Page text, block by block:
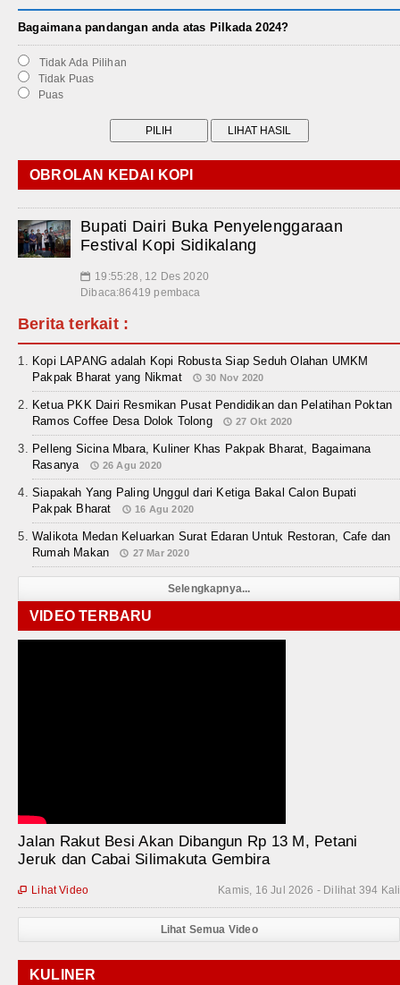
Bagaimana pandangan anda atas Pilkada 2024?
Tidak Ada Pilihan
Tidak Puas
Puas
OBROLAN KEDAI KOPI
Bupati Dairi Buka Penyelenggaraan
Festival Kopi Sidikalang
📅 19:55:28, 12 Des 2020
Dibaca:86419 pembaca
Berita terkait :
Kopi LAPANG adalah Kopi Robusta Siap Seduh Olahan UMKM
Pakpak Bharat yang Nikmat
30 Nov 2020
Ketua PKK Dairi Resmikan Pusat Pendidikan dan Pelatihan Poktan
Ramos Coffee Desa Dolok Tolong
27 Okt 2020
Pelleng Sicina Mbara, Kuliner Khas Pakpak Bharat, Bagaimana
Rasanya
26 Agu 2020
Siapakah Yang Paling Unggul dari Ketiga Bakal Calon Bupati
Pakpak Bharat
16 Agu 2020
Walikota Medan Keluarkan Surat Edaran Untuk Restoran, Cafe dan
Rumah Makan
27 Mar 2020
Selengkapnya...
VIDEO TERBARU
Jalan Rakut Besi Akan Dibangun Rp 13 M, Petani
Jeruk dan Cabai Silimakuta Gembira
Kamis, 16 Jul 2026 - Dilihat 394 Kali
 Lihat Video
Lihat Semua Video
KULINER